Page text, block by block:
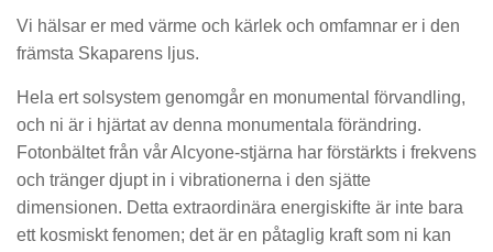
Vi hälsar er med värme och kärlek och omfamnar er i den
främsta Skaparens ljus.
Hela ert solsystem genomgår en monumental förvandling,
och ni är i hjärtat av denna monumentala förändring.
Fotonbältet från vår Alcyone-stjärna har förstärkts i frekvens
och tränger djupt in i vibrationerna i den sjätte
dimensionen. Detta extraordinära energiskifte är inte bara
ett kosmiskt fenomen; det är en påtaglig kraft som ni kan